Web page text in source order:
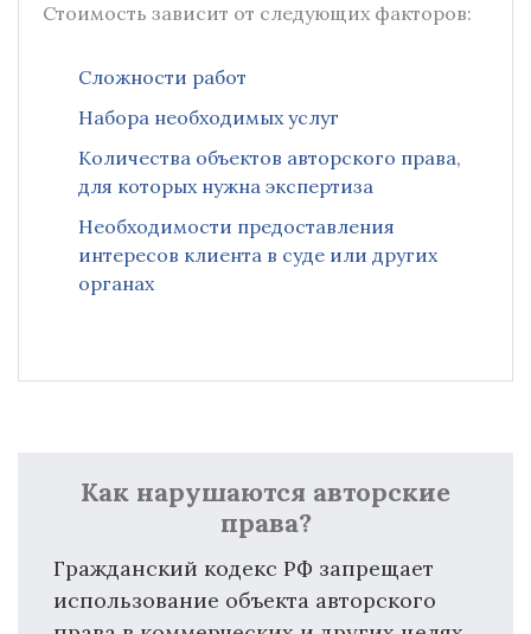
Стоимость зависит от следующих факторов:
Сложности работ
Набора необходимых услуг
Количества объектов авторского права,
для которых нужна экспертиза
Необходимости предоставления
интересов клиента в суде или других
органах
Как нарушаются авторские
права?
Гражданский кодекс РФ запрещает
использование объекта авторского